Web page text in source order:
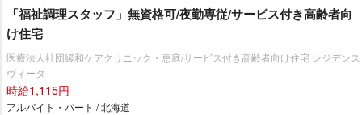
「福祉調理スタッフ」無資格可/夜勤専従/サービス付き高齢者向
け住宅
医療法人社団緩和ケアクリニック・恵庭/サービス付き高齢者向け住宅 レジデンス
ヴィータ
時給1,115円
アルバイト・パート / 北海道